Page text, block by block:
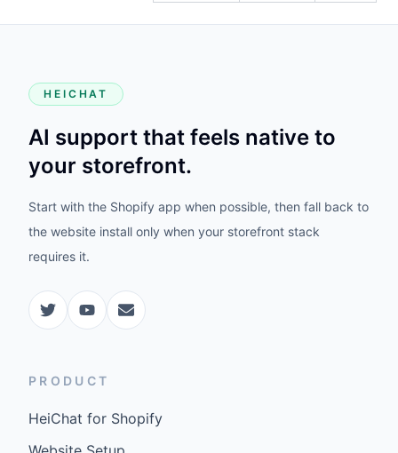
HEICHAT
AI support that feels native to
your storefront.
Start with the Shopify app when possible, then fall back to
the website install only when your storefront stack
requires it.
PRODUCT
HeiChat for Shopify